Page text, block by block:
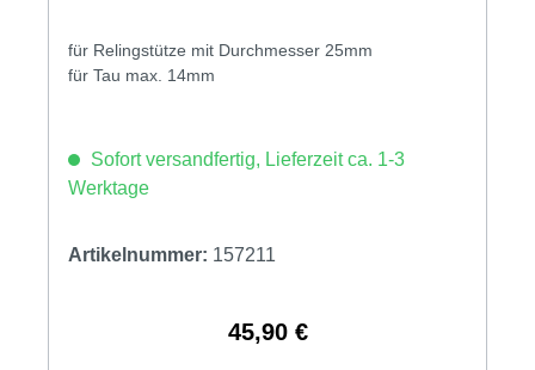
für Relingstütze mit Durchmesser 25mm
für Tau max. 14mm
Sofort versandfertig, Lieferzeit ca. 1-3
Werktage
Artikelnummer: 157211
Regulärer Preis:
45,90 €